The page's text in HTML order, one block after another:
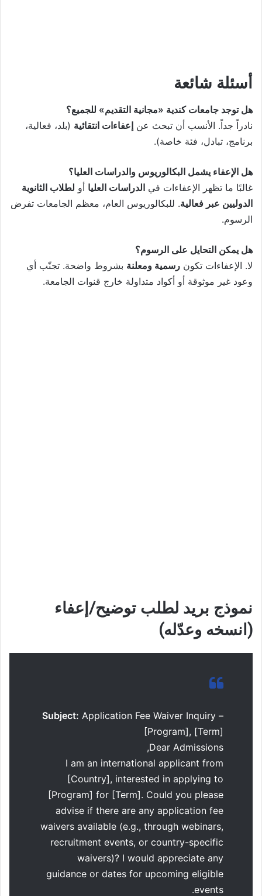
أسئلة شائعة
هل توجد جامعات كندية «مجانية التقديم» للجميع؟
نادراً جداً. الأنسب أن تبحث عن إعفاءات انتقائية (بلد، فعالية،
برنامج، تبادل، فئة خاصة).
هل الإعفاء يشمل البكالوريوس والدراسات العليا؟
غالبًا ما تظهر الإعفاءات في الدراسات العليا أو لطلاب الثانوية
الدوليين عبر فعالية. للبكالوريوس العام، معظم الجامعات تفرض
الرسوم.
هل يمكن التحايل على الرسوم؟
لا. الإعفاءات تكون رسمية ومعلنة بشروط واضحة. تجنّب أي
وعود غير موثوقة أو أكواد متداولة خارج قنوات الجامعة.
نموذج بريد لطلب توضيح/إعفاء
(انسخه وعدّله)
Subject: Application Fee Waiver Inquiry –
[Program], [Term]
Dear Admissions,
I am an international applicant from
[Country], interested in applying to
[Program] for [Term]. Could you please
advise if there are any application fee
waivers available (e.g., through webinars,
recruitment events, or country-specific
waivers)? I would appreciate any
guidance or dates for upcoming eligible
events.